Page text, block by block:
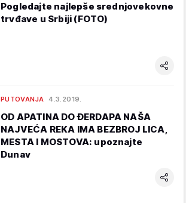
Pogledajte najlepše srednjovekovne
trvđave u Srbiji (FOTO)
PUTOVANJA 4.3.2019.
OD APATINA DO ĐERDAPA NAŠA
NAJVEĆA REKA IMA BEZBROJ LICA,
MESTA I MOSTOVA: upoznajte
Dunav